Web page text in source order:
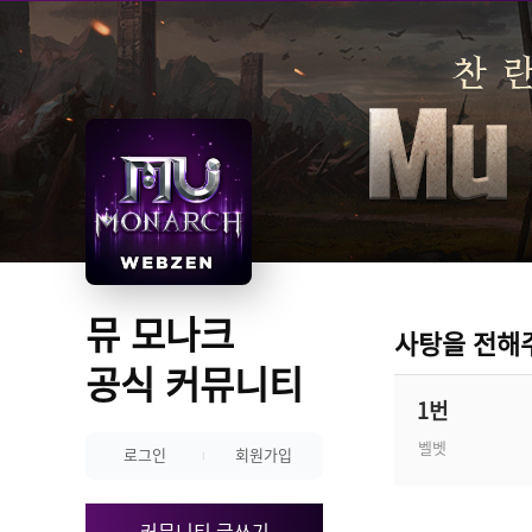
뮤 모나크
공식 커뮤니티
로그인 회원가입
사탕을 전해
1번
벨벳